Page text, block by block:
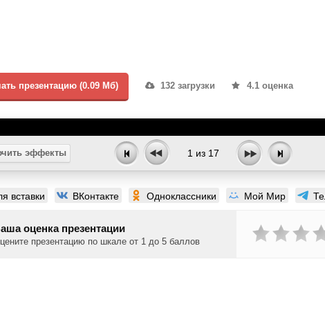
презентацию (0.09 Мб) 132 загрузки 4.1 оценка
эффекты 1 из 17
вставки ВКонтакте Одноклассники Мой Мир
оценка презентации
презентацию по шкале от 1 до 5 баллов